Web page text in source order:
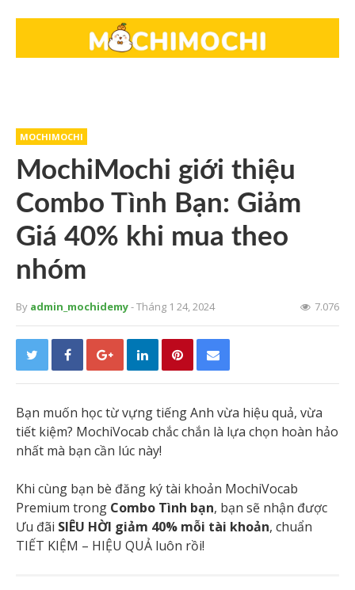
MOCHIMOCHI
MochiMochi giới thiệu
Combo Tình Bạn: Giảm
Giá 40% khi mua theo
nhóm
By admin_mochidemy- Tháng 1 24, 2024 7.076
Bạn muốn học từ vựng tiếng Anh vừa hiệu quả, vừa
tiết kiệm? MochiVocab chắc chắn là lựa chọn hoàn hảo
nhất mà bạn cần lúc này!
Khi cùng bạn bè đăng ký tài khoản MochiVocab
Premium trong Combo Tình bạn, bạn sẽ nhận được
Ưu đãi SIÊU HỜI giảm 40% mỗi tài khoản, chuẩn
TIẾT KIỆM – HIỆU QUẢ luôn rồi!